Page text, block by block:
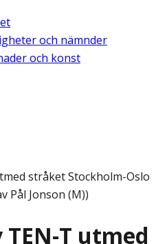
och nämnder
och konst
stråket Stockholm-Oslo
Pål Jonson (M))
T utmed